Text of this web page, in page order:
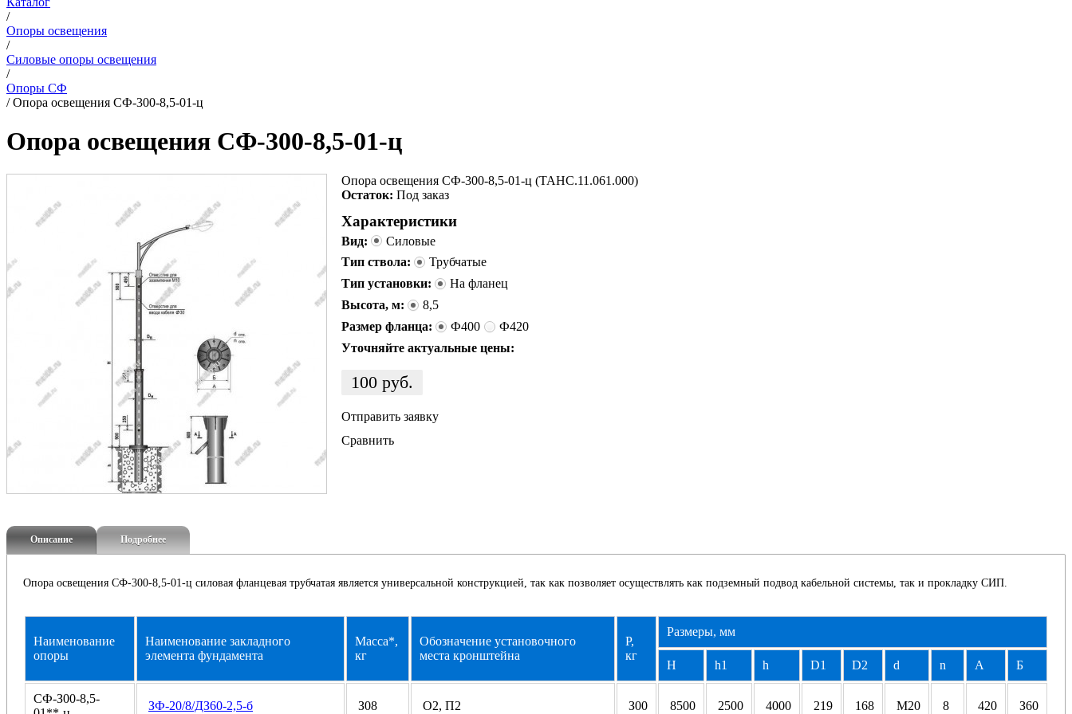
/
Опоры освещения
/
Силовые опоры освещения
/
Опоры СФ
/Опора освещения СФ-300-8,5-01-ц
Опора освещения СФ-300-8,5-01-ц
Опора освещения СФ-300-8,5-01-ц (ТАНС.11.061.000)
Остаток: Под заказ
Характеристики
Вид:
Силовые
Тип ствола:
Трубчатые
Тип установки:
На фланец
Высота, м:
8,5
Размер фланца:
Ф400
Ф420
Уточняйте актуальные цены:
100 руб.
Отправить заявку
Сравнить
Описание Подробнее
Опора освещения СФ-300-8,5-01-ц силовая фланцевая трубчатая является универсальной конструкцией, так как позволяет осуществлять как подземный подвод кабельной системы, так и прокладку СИП.
Haимeнoвaниe
oпopы
Haимeнoвaниe зaклaднoгo
элeмeнтa фундaмeнтa
Macca*,
кг
Oбoзнaчeниe уcтaнoвoчнoгo
мecтa кpoнштeйнa
P,
кг
Paзмepы, мм
H h1 h D1 D2 d n A Б
CФ-З00-8,5-
ЗФ-20/8/ДЗ60-2,5-б З08 O2, П2 З00 8500 2500 4000 219 168 M20 8 420 З60